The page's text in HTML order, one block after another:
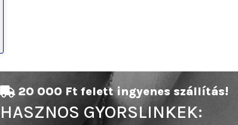
20 000 Ft felett ingyenes szállítás!
HASZNOS GYORSLINKEK: